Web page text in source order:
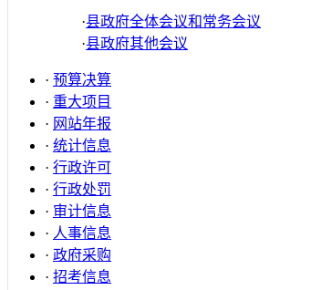
·县政府全体会议和常务会议
·县政府其他会议
· 预算决算
· 重大项目
· 网站年报
· 统计信息
· 行政许可
· 行政处罚
· 审计信息
· 人事信息
· 政府采购
· 招考信息